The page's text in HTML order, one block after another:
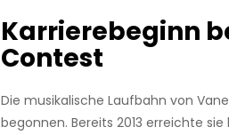
Karrierebeginn
Contest
Die musikalische Laufbahn von
begonnen. Bereits 2013 erreichte sie